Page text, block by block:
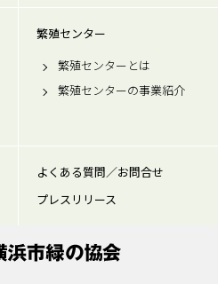
繁殖センター
繁殖センターとは
繁殖センターの事業紹介
よくある質問／お問合せ
プレスリリース